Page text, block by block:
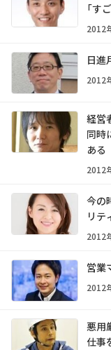
「す
2012
日進
2012
経営
同時
ある
2012
今の
リテ
2012
営業
2012
悪用
仕事